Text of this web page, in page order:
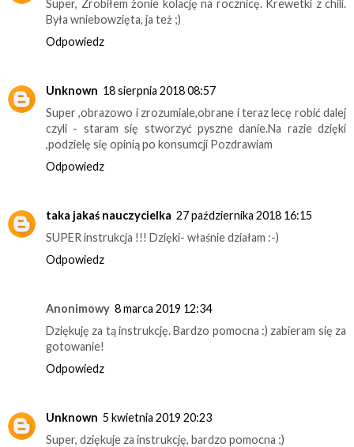
Super, Zrobiłem żonie kolację na rocznicę. Krewetki z chili.
Była wniebowzięta, ja też ;)
Odpowiedz
Unknown 18 sierpnia 2018 08:57
Super ,obrazowo i zrozumiale,obrane i teraz lecę robić dalej
czyli - staram się stworzyć pyszne danie.Na razie dzięki
,podzielę się opinią po konsumcji Pozdrawiam
Odpowiedz
taka jakaś nauczycielka 27 października 2018 16:15
SUPER instrukcja !!! Dzięki- właśnie działam :-)
Odpowiedz
Anonimowy 8 marca 2019 12:34
Dziękuję za tą instrukcję. Bardzo pomocna :) zabieram się za
gotowanie!
Odpowiedz
Unknown 5 kwietnia 2019 20:23
Super, dziękuje za instrukcję, bardzo pomocna ;)